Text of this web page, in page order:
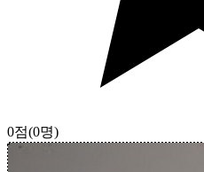
0점(0명)